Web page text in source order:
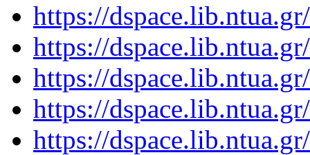
https://
https://
https://
https://
https://